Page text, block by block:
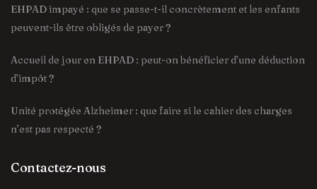
EHPAD impayé : que se passe-t-il concrètement et les enfants
peuvent-ils être obligés de payer ?
Accueil de jour en EHPAD : peut-on bénéficier d’une déduction
d’impôt ?
Unité protégée Alzheimer : que faire si le cahier des charges
n’est pas respecté ?
Contactez-nous